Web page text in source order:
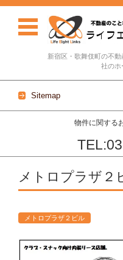
新宿区・歌舞伎町の不
社のホ
Sitemap
物件に関する
Skip to content
メトロプラザ２
メトロプラザ２ビル